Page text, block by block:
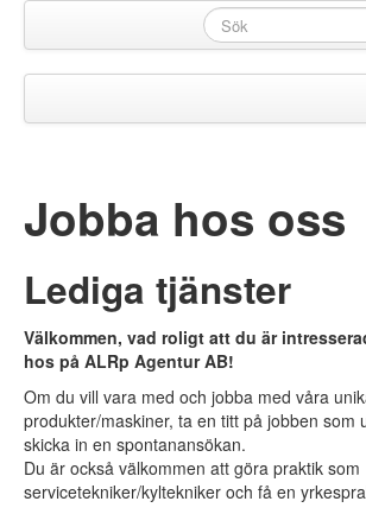
Webbshop
Begagnat
Glass & Mjölk
Recept▼
Support▼
Jobba hos oss
Lediga tjänster
Välkommen, vad roligt att du är
hos på ALRp Agentur AB!
Om du vill vara med och jobba med våra
produkter/maskiner, ta en titt på jobben som
skicka in en spontanansökan.
Du är också välkommen att göra praktik som
servicetekniker/kyltekniker och få en